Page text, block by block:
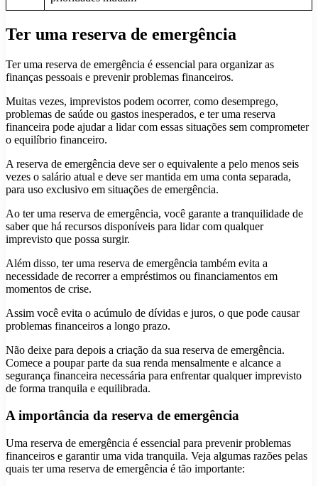
Ter uma reserva de emergência
Ter uma reserva de emergência é essencial para organizar as
finanças pessoais e prevenir problemas financeiros.
Muitas vezes, imprevistos podem ocorrer, como desemprego,
problemas de saúde ou gastos inesperados, e ter uma reserva
financeira pode ajudar a lidar com essas situações sem comprometer
o equilíbrio financeiro.
A reserva de emergência deve ser o equivalente a pelo menos seis
vezes o salário atual e deve ser mantida em uma conta separada,
para uso exclusivo em situações de emergência.
Ao ter uma reserva de emergência, você garante a tranquilidade de
saber que há recursos disponíveis para lidar com qualquer
imprevisto que possa surgir.
Além disso, ter uma reserva de emergência também evita a
necessidade de recorrer a empréstimos ou financiamentos em
momentos de crise.
Assim você evita o acúmulo de dívidas e juros, o que pode causar
problemas financeiros a longo prazo.
Não deixe para depois a criação da sua reserva de emergência.
Comece a poupar parte da sua renda mensalmente e alcance a
segurança financeira necessária para enfrentar qualquer imprevisto
de forma tranquila e equilibrada.
A importância da reserva de emergência
Uma reserva de emergência é essencial para prevenir problemas
financeiros e garantir uma vida tranquila. Veja algumas razões pelas
quais ter uma reserva de emergência é tão importante: